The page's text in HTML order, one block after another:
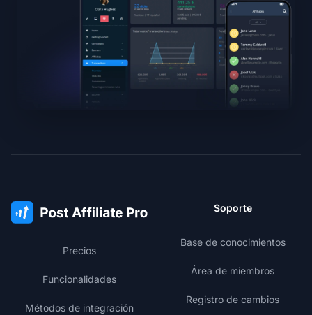
Precios
Funcionalidades
Métodos de integración
Soporte
Base de conocimientos
Área de miembros
Registro de cambios